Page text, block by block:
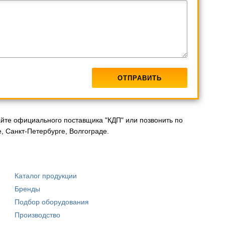
официального поставщика "КДП" или позвонить по
Петербурге, Волгограде.
Каталог продукции
Бренды
Подбор оборудования
Производство